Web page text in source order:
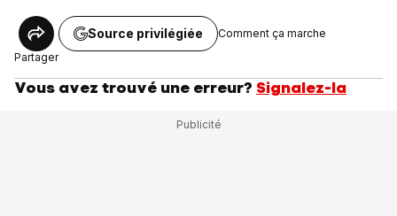
Partager
Source privilégiée Comment ça marche
Vous avez trouvé une erreur? Signalez-la